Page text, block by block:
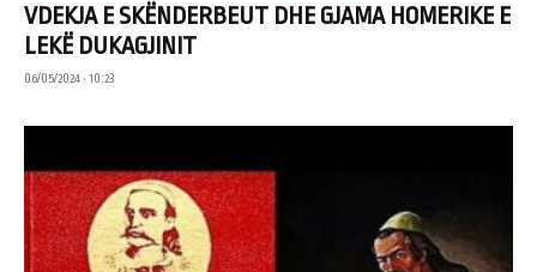
VDEKJA E SKËNDERBEUT DHE GJAMA HOMERIKE E
LEKË DUKAGJINIT
06/05/2024 • 10:23